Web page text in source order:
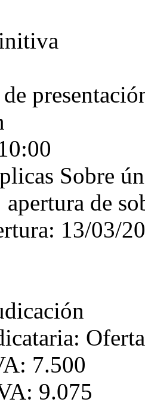
Sobre
de
13/03/
7.500
9.075